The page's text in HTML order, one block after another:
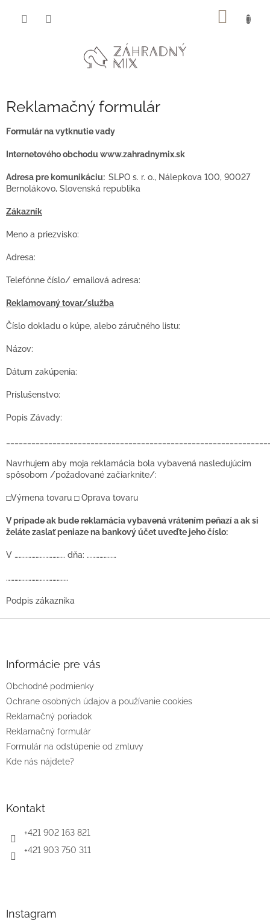
Reklamačný formulár
Formulár na vytknutie vady
Internetového obchodu www.zahradnymix.sk
Adresa pre komunikáciu: SLPO s. r. o., Nálepkova 100, 90027
Bernolákovo, Slovenská republika
Zákazník
Meno a priezvisko:
Adresa:
Telefónne číslo/ emailová adresa:
Reklamovaný tovar/služba
Číslo dokladu o kúpe, alebo záručného listu:
Názov:
Dátum zakúpenia:
Príslušenstvo:
Popis Závady:
Navrhujem aby moja reklamácia bola vybavená nasledujúcim
spôsobom /požadované začiarknite/:
□Výmena tovaru □ Oprava tovaru
V prípade ak bude reklamácia vybavená vrátením peňazí a ak si
želáte zaslať peniaze na bankový účet uveďte jeho číslo:
V ……………………………… dňa: …………………
……………………………………..
Podpis zákazníka
e
Informácie pre vás
Obchodné podmienky
Ochrane osobných údajov a používanie cookies
Reklamačný poriadok
Reklamačný formulár
Formulár na odstúpenie od zmluvy
Kde nás nájdete?
Kontakt
+421 902 163 821
+421 903 750 311
Instagram